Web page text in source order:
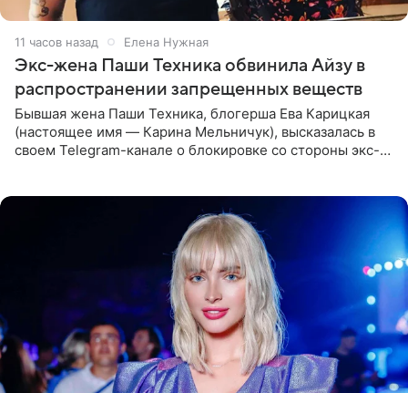
11 часов назад Елена Нужная
Экс-жена Паши Техника обвинила Айзу в
распространении запрещенных веществ
Бывшая жена Паши Техника, блогерша Ева Карицкая
(настоящее имя — Карина Мельничук), высказалась в
своем Telegram-канале о блокировке со стороны экс-